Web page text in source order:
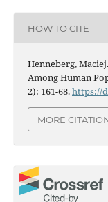
HOW TO CITE
Henneberg,
Among Human
2): 161-68.https://
MORE